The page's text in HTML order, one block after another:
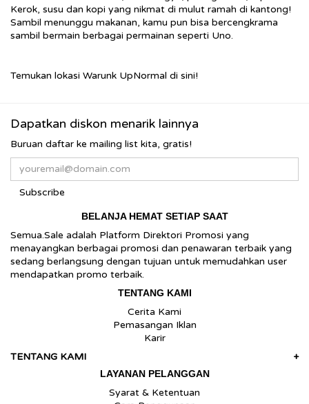
Kerok, susu dan kopi yang nikmat di mulut ramah di kantong!
Sambil menunggu makanan, kamu pun bisa bercengkrama
sambil bermain berbagai permainan seperti Uno.
Temukan lokasi Warunk UpNormal di sini!
Dapatkan diskon menarik lainnya
Buruan daftar ke mailing list kita, gratis!
Subscribe
BELANJA HEMAT SETIAP SAAT
Semua.Sale adalah Platform Direktori Promosi yang
menayangkan berbagai promosi dan penawaran terbaik yang
sedang berlangsung dengan tujuan untuk memudahkan user
mendapatkan promo terbaik.
TENTANG KAMI
Cerita Kami
Pemasangan Iklan
Karir
TENTANG KAMI
+
LAYANAN PELANGGAN
Syarat & Ketentuan